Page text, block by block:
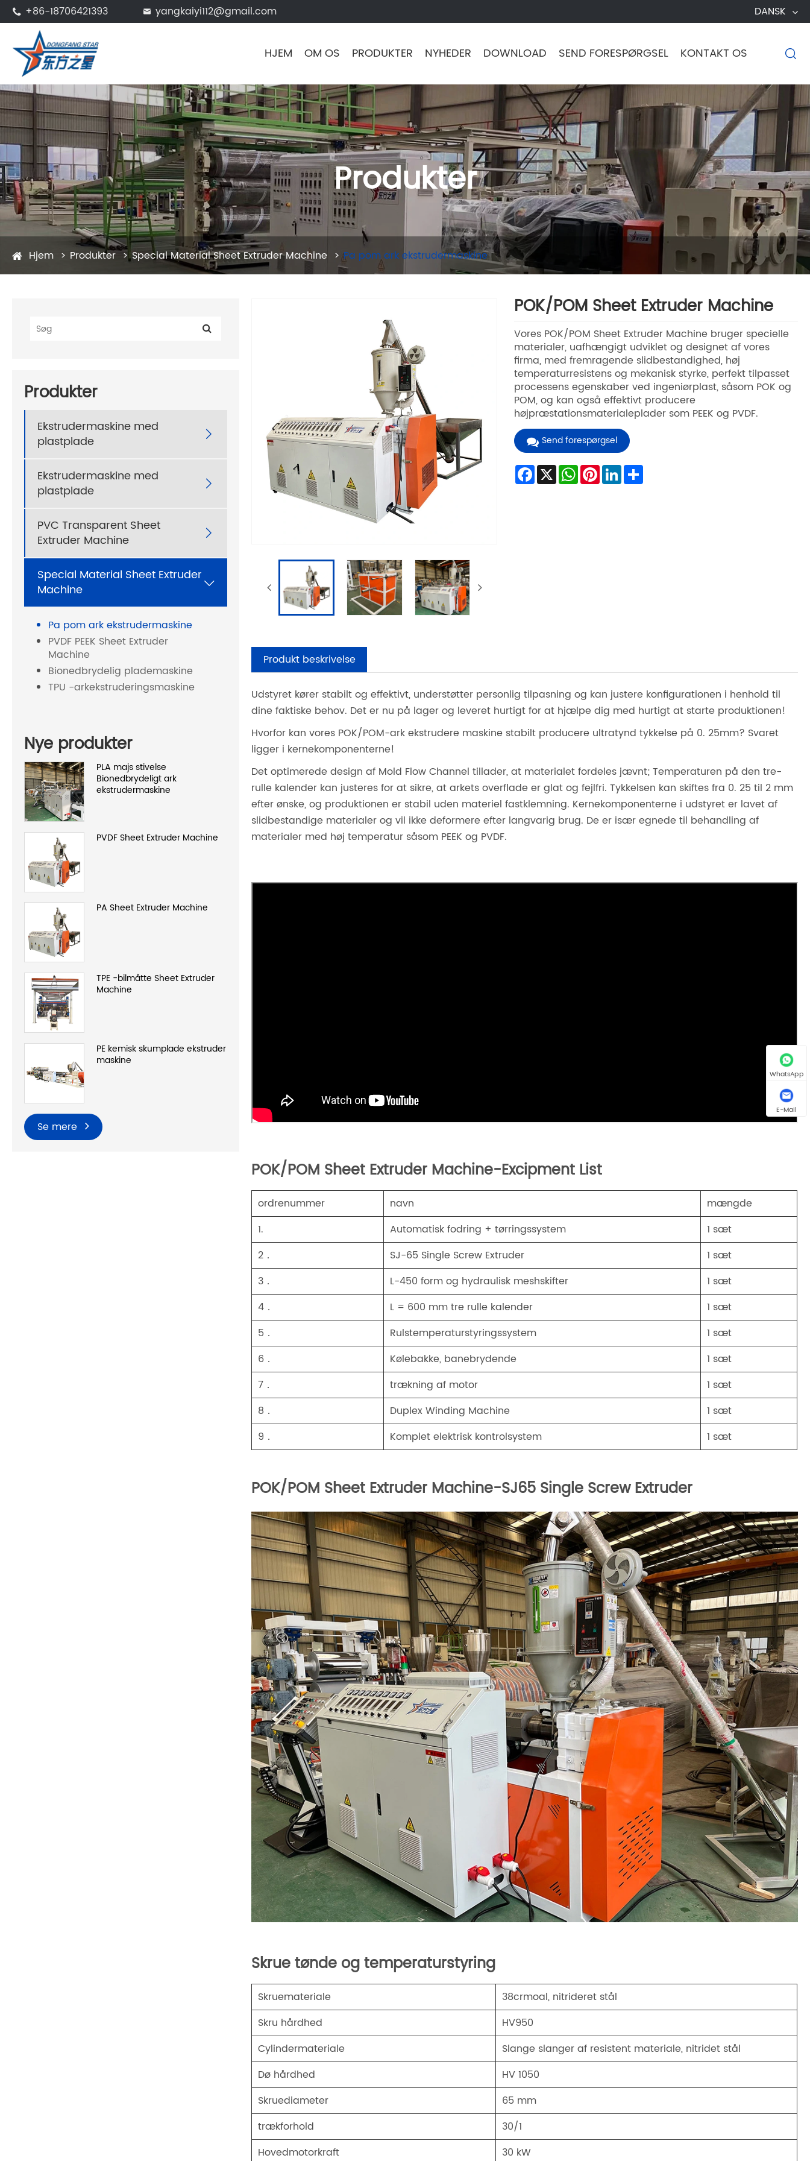
 +86-18706421393  yangkaiyi112@gmail.com DANSK
HJEM OM OS PRODUKTER NYHEDER DOWNLOAD SEND FORESPØRGSEL KONTAKT OS 
Produkter
Hjem Produkter Special Material Sheet Extruder Machine Pa pom ark ekstrudermaskine
Produkter
Ekstrudermaskine med
plastplade

Ekstrudermaskine med
plastplade

PVC Transparent Sheet
Extruder Machine

Special Material Sheet Extruder
Machine

Pa pom ark ekstrudermaskine
PVDF PEEK Sheet Extruder
Machine
Bionedbrydelig plademaskine
TPU -arkekstruderingsmaskine
Nye produkter
PLA majs stivelse
Bionedbrydeligt ark
ekstrudermaskine
PVDF Sheet Extruder Machine
PA Sheet Extruder Machine
TPE -bilmåtte Sheet Extruder
Machine
PE kemisk skumplade ekstruder
maskine
Se mere
POK/POM Sheet Extruder Machine
Vores POK/POM Sheet Extruder Machine bruger specielle
materialer, uafhængigt udviklet og designet af vores
firma, med fremragende slidbestandighed, høj
temperaturresistens og mekanisk styrke, perfekt tilpasset
processens egenskaber ved ingeniørplast, såsom POK og
POM, og kan også effektivt producere
højpræstationsmaterialeplader som PEEK og PVDF.
Send forespørgsel
Facebook
X WhatsApp
Pinterest
LinkedInShare
Produkt beskrivelse
Udstyret kører stabilt og effektivt, understøtter personlig tilpasning og kan justere konfigurationen i henhold til
dine faktiske behov. Det er nu på lager og leveret hurtigt for at hjælpe dig med hurtigt at starte produktionen!
Hvorfor kan vores POK/POM-ark ekstrudere maskine stabilt producere ultratynd tykkelse på 0. 25mm? Svaret
ligger i kernekomponenterne!
Det optimerede design af Mold Flow Channel tillader, at materialet fordeles jævnt; Temperaturen på den tre-
rulle kalender kan justeres for at sikre, at arkets overflade er glat og fejlfri. Tykkelsen kan skiftes fra 0. 25 til 2 mm
efter ønske, og produktionen er stabil uden materiel fastklemning. Kernekomponenterne i udstyret er lavet af
slidbestandige materialer og vil ikke deformere efter langvarig brug. De er især egnede til behandling af
materialer med høj temperatur såsom PEEK og PVDF.
POK/POM Sheet Extruder Machine-Excipment List
ordrenummer navn
mængde
1.
Automatisk fodring + tørringssystem
1 sæt
2．
SJ-65 Single Screw Extruder
1 sæt
3．
L-450 form og hydraulisk meshskifter
1 sæt
4．
L = 600 mm tre rulle kalender
1 sæt
5．
Rulstemperaturstyringssystem
1 sæt
6．
Kølebakke, banebrydende
1 sæt
7．
trækning af motor
1 sæt
8．
Duplex Winding Machine
1 sæt
9．
Komplet elektrisk kontrolsystem 1 sæt
POK/POM Sheet Extruder Machine-SJ65 Single Screw Extruder
Skrue tønde og temperaturstyring
Skruemateriale
38crmoal, nitrideret stål
Skru hårdhed
HV950
Cylindermateriale
Slange slanger af resistent materiale, nitridet stål
Dø hårdhed
HV 1050
Skruediameter
65 mm
trækforhold
30/1
Hovedmotorkraft
30 kW
WhatsApp
E-Mail